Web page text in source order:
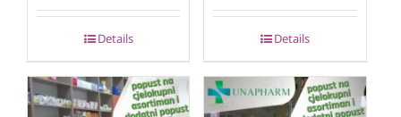
Details Details